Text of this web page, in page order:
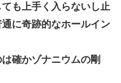
も上手く入らないし止
に奇跡的なホールイン
確かゾナニウムの剛